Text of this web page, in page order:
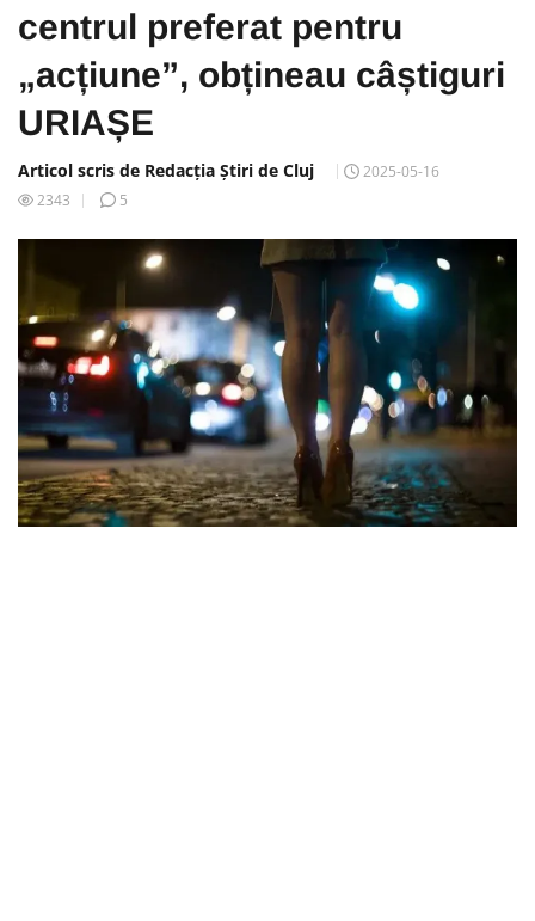
centrul preferat pentru
„acțiune”, obțineau câștiguri
URIAȘE
Articol scris de Redacția Știri de Cluj
2025-05-16
2343
5